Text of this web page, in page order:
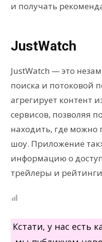
и получать
JustWatch
JustWatch — это
поиска и потоковой
агрегирует контент
сервисов, позволяя
находить, где
шоу. Приложение
информацию о
трейлеры и
Кстати, у нас есть